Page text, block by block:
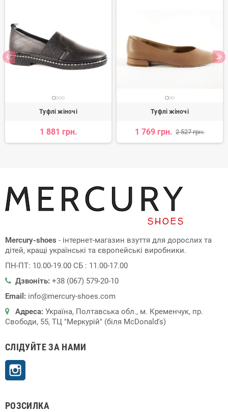
Туфлі жіночі
1 881 грн.
Туфлі жіночі
1 769 грн. 2 527 грн.
Mercury-shoes - інтернет-магазин взуття для дорослих та
дітей, кращі українські та європейські виробники.
ПН-ПТ: 10.00-19.00 СБ : 11.00-17.00
Дзвоніть: +38 (067) 579-20-10
Email: info@mercury-shoes.com
Адреса: Україна, Полтавська обл., м. Кременчук, пр.
Свободи, 55, ТЦ "Меркурій" (біля McDonald's)
СЛІДУЙТЕ ЗА НАМИ
РОЗСИЛКА